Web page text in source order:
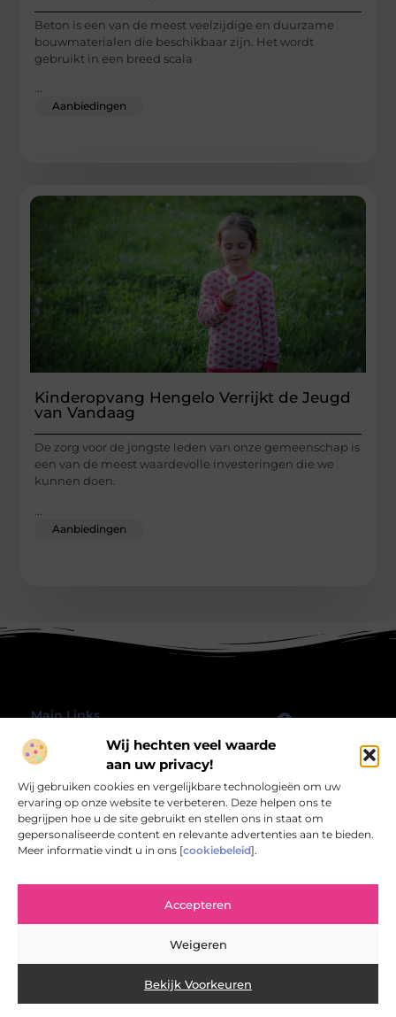
Wij hechten veel waarde
aan uw privacy!
Wij gebruiken cookies en vergelijkbare technologieën om uw
ervaring op onze website te verbeteren. Deze helpen ons te
begrijpen hoe u de site gebruikt en stellen ons in staat om
gepersonaliseerde content en relevante advertenties aan te bieden.
Meer informatie vindt u in ons [cookiebeleid].
Accepteren
Weigeren
Bekijk Voorkeuren
Beton is een van de meest veelzijdige en duurzame
bouwmaterialen die beschikbaar zijn. Het wordt
gebruikt in een breed scala
...
Aanbiedingen
Kinderopvang Hengelo Verrijkt de Jeugd
van Vandaag
De zorg voor de jongste leden van onze gemeenschap is
een van de meest waardevolle investeringen die we
kunnen doen.
Aanbiedingen
Main Links
@2025 All Right Reserved.
Design bywww.rbwebart.nl.
Bericht categorie
Rbwebart.nl – Jouw bron van inspirerende
verrijken en verlevendigen.